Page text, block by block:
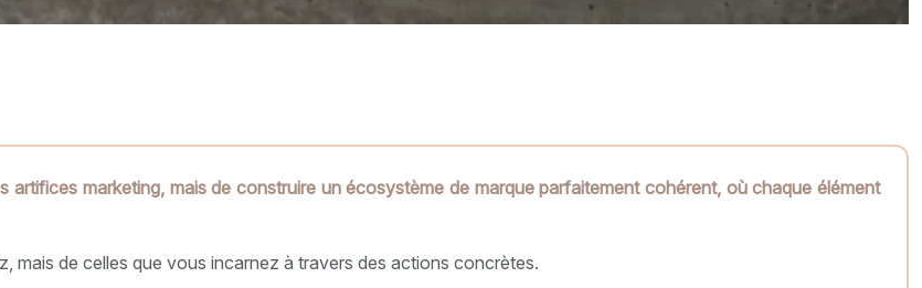
artifices marketing, mais de construire un écosystème de marque parfaitement cohérent, où chaque élément
mais de celles que vous incarnez à travers des actions concrètes.